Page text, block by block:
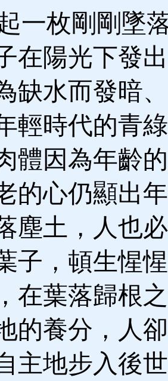
一枚剛剛墜
在陽光下發
缺水而發暗
輕時代的青
體因為年齡
的心仍顯出
塵土，人也
子，頓生惺
在葉落歸根
的養分，人
主地步入後